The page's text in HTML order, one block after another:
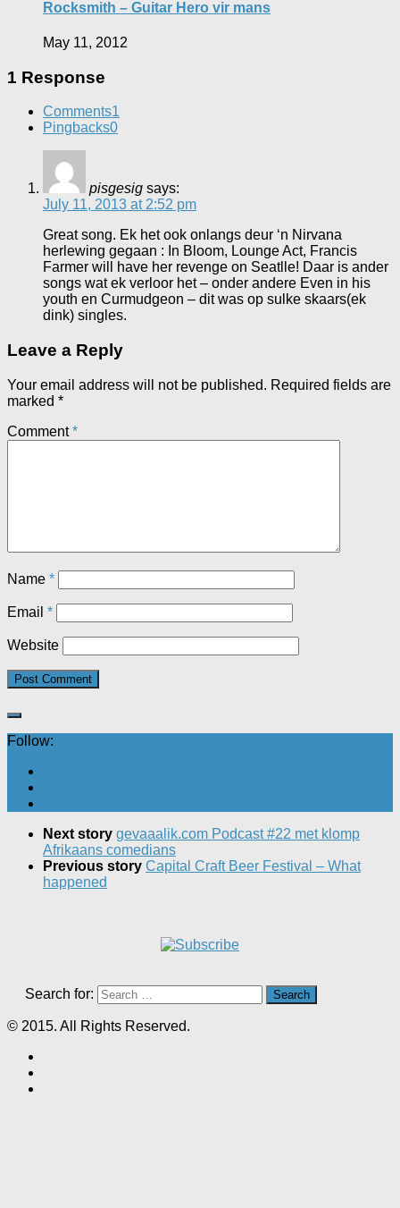
Rocksmith – Guitar Hero vir mans
May 11, 2012
1 Response
Comments1
Pingbacks0
pisgesig says:
July 11, 2013 at 2:52 pm
Great song. Ek het ook onlangs deur ‘n Nirvana
herlewing gegaan : In Bloom, Lounge Act, Francis
Farmer will have her revenge on Seatlle! Daar is ander
songs wat ek verloor het – onder andere Even in his
youth en Curmudgeon – dit was op sulke skaars(ek
dink) singles.
Leave a Reply
Your email address will not be published. Required fields are
marked *
Comment*
Name *
Email *
Website
Follow:
Next story gevaaalik.com Podcast #22 met klomp
Afrikaans comedians
Previous story Capital Craft Beer Festival – What
happened
Search for:
© 2015. All Rights Reserved.